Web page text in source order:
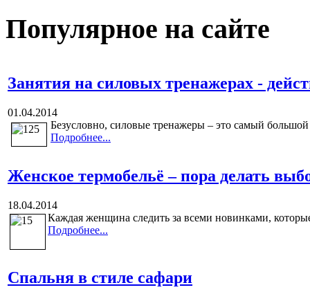
Популярное на сайте
Занятия на силовых тренажерах -
01.04.2014
Безусловно, силовые тренажеры – это самый
Подробнее...
Женское термобельё – пора делать
18.04.2014
Каждая женщина следить за всеми новинками,
Подробнее...
Спальня в стиле сафари